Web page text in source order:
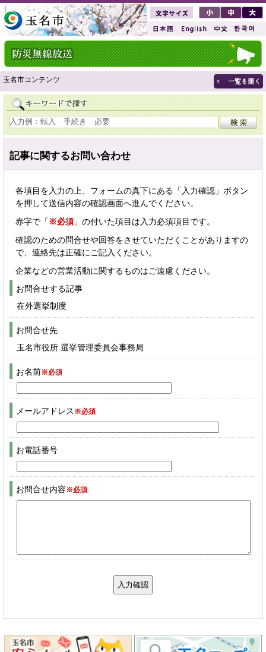
玉名市コンテンツ
記事に関するお問い合わせ
各項目を入力の上、フォームの真下にある「入力確認」ボタン
を押して送信内容の確認画面へ進んでください。
赤字で「 ※必須 」の付いた項目は入力必須項目です。
確認のための問合せや回答をさせていただくことがありますの
で、連絡先は正確にご記入ください。
企業などの営業活動に関するものはご遠慮ください。
お問合せする記事
在外選挙制度
お問合せ先
玉名市役所 選挙管理委員会事務局
お名前※必須
メールアドレス ※必須
お電話番号
お問合せ内容※必須